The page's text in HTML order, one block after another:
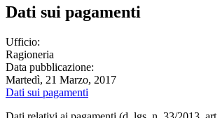
Dati sui pagamenti
Ufficio:
Ragioneria
Data pubblicazione:
Martedì, 21 Marzo, 2017
Dati sui pagamenti